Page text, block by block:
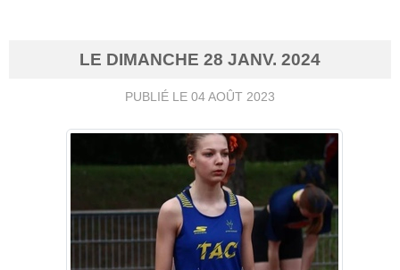
LE DIMANCHE 28 JANV. 2024
PUBLIÉ LE 04 AOÛT 2023